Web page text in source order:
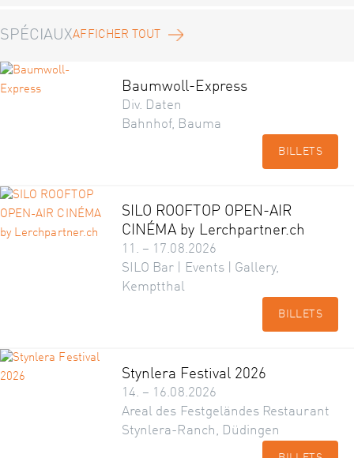
SPÉCIAUXAFFICHER TOUT
Baumwoll-Express
Div. Daten
Bahnhof, Bauma
BILLETS
SILO ROOFTOP OPEN-AIR
CINÉMA by Lerchpartner.ch
11. – 17.08.2026
SILO Bar | Events | Gallery,
Kemptthal
BILLETS
Stynlera Festival 2026
14. – 16.08.2026
Areal des Festgeländes Restaurant
Stynlera-Ranch, Düdingen